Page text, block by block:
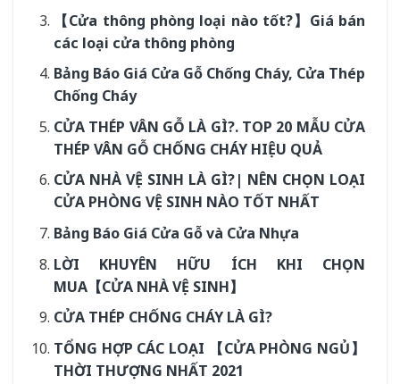
【Cửa thông phòng loại nào tốt?】Giá bán
các loại cửa thông phòng
Bảng Báo Giá Cửa Gỗ Chống Cháy, Cửa Thép
Chống Cháy
CỬA THÉP VÂN GỖ LÀ GÌ?. TOP 20 MẪU CỬA
THÉP VÂN GỖ CHỐNG CHÁY HIỆU QUẢ
CỬA NHÀ VỆ SINH LÀ GÌ?| NÊN CHỌN LOẠI
CỬA PHÒNG VỆ SINH NÀO TỐT NHẤT
Bảng Báo Giá Cửa Gỗ và Cửa Nhựa
LỜI KHUYÊN HỮU ÍCH KHI CHỌN
MUA【CỬA NHÀ VỆ SINH】
CỬA THÉP CHỐNG CHÁY LÀ GÌ?
TỔNG HỢP CÁC LOẠI 【CỬA PHÒNG NGỦ】
THỜI THƯỢNG NHẤT 2021